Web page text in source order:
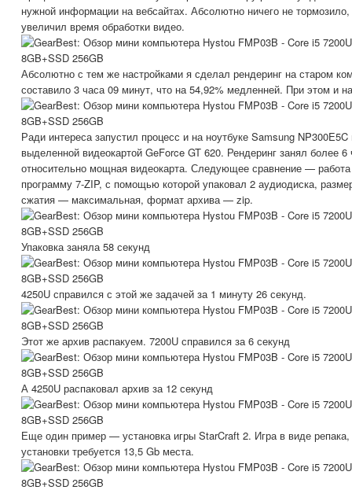
нужной информации на вебсайтах. Абсолютно ничего не
увеличил время обработки видео.
Абсолютно с тем же настройками я сделал рендеринг на старом
составило 3 часа 09 минут, что на 54,92% медленней. При этом и
Ради интереса запустил процесс и на ноутбуке Samsung
выделенной видеокартой GeForce GT 620. Рендеринг занял более
относительно мощная видеокарта. Следующее сравнение —
программу 7-ZIP, с помощью которой упаковал 2 аудиодиска,
сжатия — максимальная, формат архива — zip.
Упаковка заняла 58 секунд
4250U справился с этой же задачей за 1 минуту 26 секунд.
Этот же архив распакуем. 7200U справился за 6 секунд
А 4250U распаковал архив за 12 секунд
Еще один пример — установка игры StarCraft 2. Игра в виде
установки требуется 13,5 Gb места.